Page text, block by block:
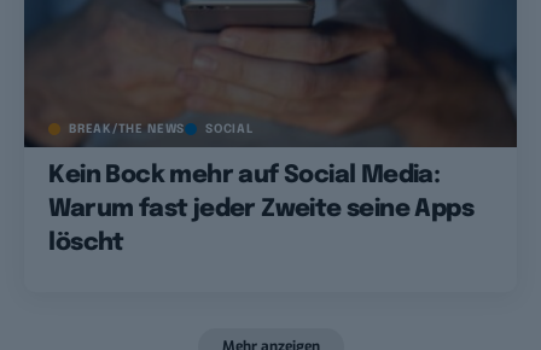
BREAK/THE NEWS SOCIAL
Kein Bock mehr auf Social Media:
Warum fast jeder Zweite seine Apps
löscht